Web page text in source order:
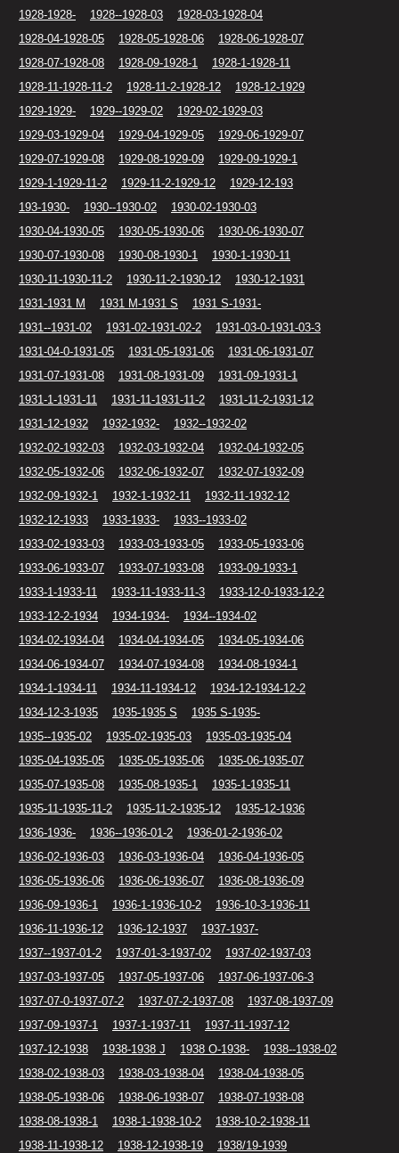
1928-1928- 1928--1928-03
1928-03-1928-04
1928-04-1928-05
1928-05-1928-06
1928-06-1928-07
1928-07-1928-08
1928-09-1928-1
1928-1-1928-11
1928-11-1928-11-2
1928-11-2-1928-12
1928-12-1929
1929-1929-
1929--1929-02
1929-02-1929-03
1929-03-1929-04
1929-04-1929-05
1929-06-1929-07
1929-07-1929-08
1929-08-1929-09
1929-09-1929-1
1929-1-1929-11-2
1929-11-2-1929-12
1929-12-193
193-1930-
1930--1930-02
1930-02-1930-03
1930-04-1930-05
1930-05-1930-06
1930-06-1930-07
1930-07-1930-08
1930-08-1930-1
1930-1-1930-11
1930-11-1930-11-2
1930-11-2-1930-12
1930-12-1931
1931-1931 M
1931 M-1931 S
1931 S-1931-
1931--1931-02
1931-02-1931-02-2
1931-03-0-1931-03-3
1931-04-0-1931-05
1931-05-1931-06
1931-06-1931-07
1931-07-1931-08
1931-08-1931-09
1931-09-1931-1
1931-1-1931-11
1931-11-1931-11-2
1931-11-2-1931-12
1931-12-1932
1932-1932-
1932--1932-02
1932-02-1932-03
1932-03-1932-04
1932-04-1932-05
1932-05-1932-06
1932-06-1932-07
1932-07-1932-09
1932-09-1932-1
1932-1-1932-11
1932-11-1932-12
1932-12-1933
1933-1933-
1933--1933-02
1933-02-1933-03
1933-03-1933-05
1933-05-1933-06
1933-06-1933-07
1933-07-1933-08
1933-09-1933-1
1933-1-1933-11
1933-11-1933-11-3
1933-12-0-1933-12-2
1933-12-2-1934
1934-1934-
1934--1934-02
1934-02-1934-04
1934-04-1934-05
1934-05-1934-06
1934-06-1934-07
1934-07-1934-08
1934-08-1934-1
1934-1-1934-11
1934-11-1934-12
1934-12-1934-12-2
1934-12-3-1935
1935-1935 S
1935 S-1935-
1935--1935-02
1935-02-1935-03
1935-03-1935-04
1935-04-1935-05
1935-05-1935-06
1935-06-1935-07
1935-07-1935-08
1935-08-1935-1
1935-1-1935-11
1935-11-1935-11-2
1935-11-2-1935-12
1935-12-1936
1936-1936-
1936--1936-01-2
1936-01-2-1936-02
1936-02-1936-03
1936-03-1936-04
1936-04-1936-05
1936-05-1936-06
1936-06-1936-07
1936-08-1936-09
1936-09-1936-1
1936-1-1936-10-2
1936-10-3-1936-11
1936-11-1936-12
1936-12-1937
1937-1937-
1937--1937-01-2
1937-01-3-1937-02
1937-02-1937-03
1937-03-1937-05
1937-05-1937-06
1937-06-1937-06-3
1937-07-0-1937-07-2
1937-07-2-1937-08
1937-08-1937-09
1937-09-1937-1
1937-1-1937-11
1937-11-1937-12
1937-12-1938
1938-1938 J 1938 O-1938-
1938--1938-02
1938-02-1938-03
1938-03-1938-04
1938-04-1938-05
1938-05-1938-06
1938-06-1938-07
1938-07-1938-08
1938-08-1938-1
1938-1-1938-10-2
1938-10-2-1938-11
1938-11-1938-12
1938-12-1938-19
1938/19-1939